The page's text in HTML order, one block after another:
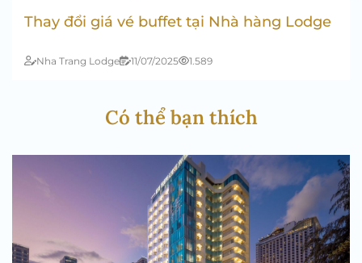
Thay đổi giá vé buffet tại Nhà hàng Lodge
Nha Trang Lodge 11/07/2025 1.589
Có thể bạn thích